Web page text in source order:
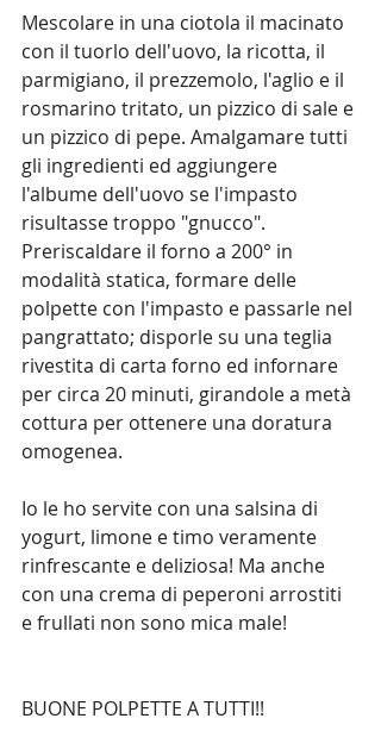
Mescolare in una ciotola il macinato
con il tuorlo dell'uovo, la ricotta, il
parmigiano, il prezzemolo, l'aglio e il
rosmarino tritato, un pizzico di sale e
un pizzico di pepe. Amalgamare tutti
gli ingredienti ed aggiungere
l'albume dell'uovo se l'impasto
risultasse troppo "gnucco".
Preriscaldare il forno a 200° in
modalità statica, formare delle
polpette con l'impasto e passarle nel
pangrattato; disporle su una teglia
rivestita di carta forno ed infornare
per circa 20 minuti, girandole a metà
cottura per ottenere una doratura
omogenea.
Io le ho servite con una salsina di
yogurt, limone e timo veramente
rinfrescante e deliziosa! Ma anche
con una crema di peperoni arrostiti
e frullati non sono mica male!
BUONE POLPETTE A TUTTI!!